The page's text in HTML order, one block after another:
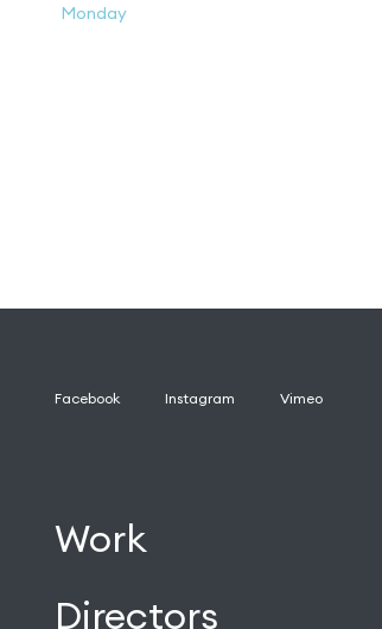
Monday
Facebook Instagram Vimeo
Work
Directors